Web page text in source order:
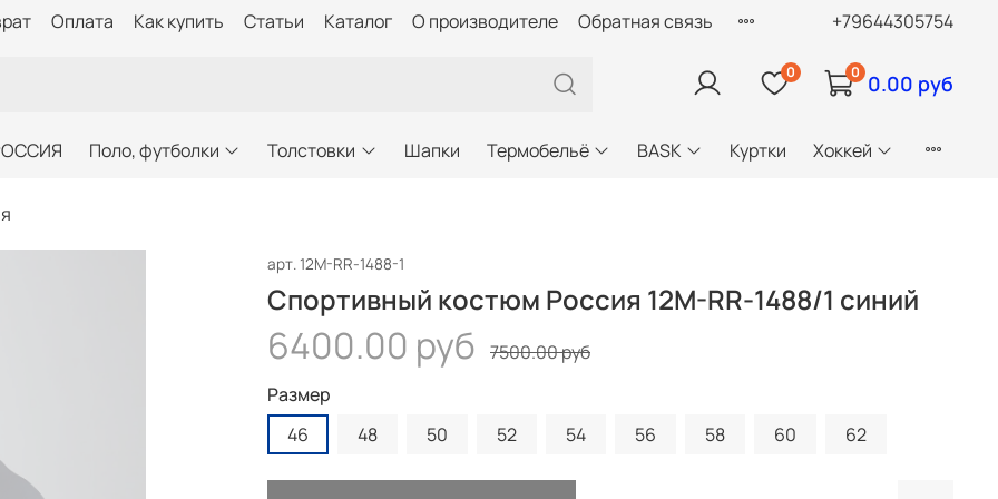
Оплата Как купить Статьи Каталог О производителе Обратная связь +79644305754
0 0 0.00 руб
Поло, футболки Толстовки Шапки Термобельё BASK Куртки Хоккей
арт. 12M-RR-1488-1
Спортивный костюм Россия 12M-RR-1488/1 синий
6400.00 руб
7500.00 руб
Размер
46
48 50 52 54 56 58 60 62